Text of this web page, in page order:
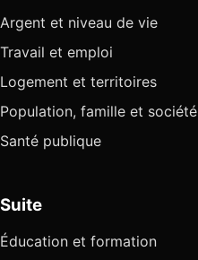
Argent et niveau de vie
Travail et emploi
Logement et territoires
Population, famille et société
Santé publique
Suite
Éducation et formation